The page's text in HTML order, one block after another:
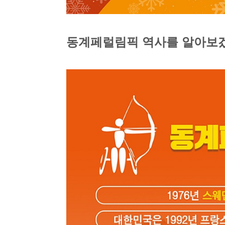
동계페럴림픽 역사를 알아보